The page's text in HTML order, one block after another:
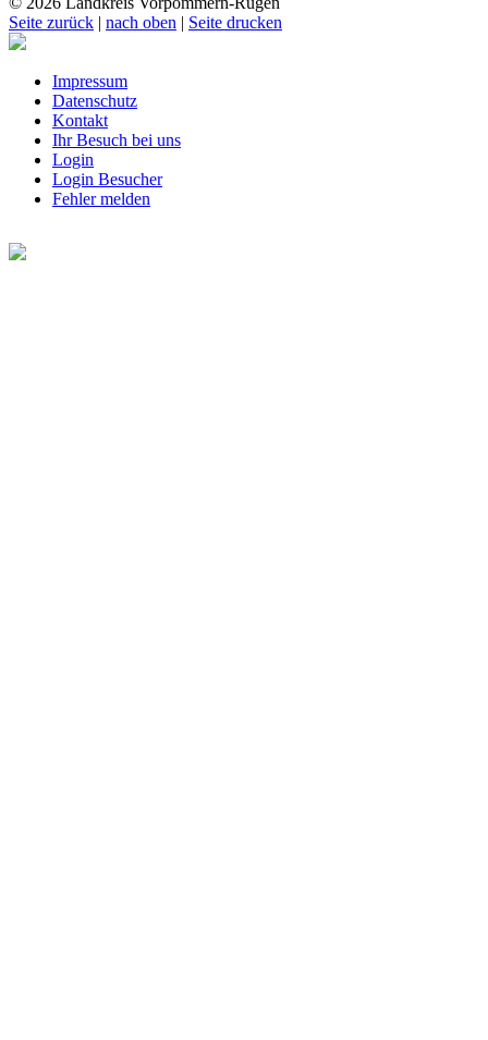
Seite zurück | nach oben | Seite drucken
Impressum
Datenschutz
Kontakt
Ihr Besuch bei uns
Login
Login Besucher
Fehler melden